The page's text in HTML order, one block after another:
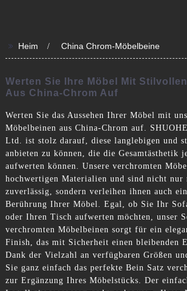
>> Heim China Chrom-Möbelbeine
Werten Sie Ihre Möbel Mit
Aus China-Chrom Auf
Werten Sie das Aussehen Ihrer Möbel mit
Möbelbeinen aus China-Chrom auf.
Ltd. ist stolz darauf, diese langlebigen und
anbieten zu können, die die Gesamtästhetik
aufwerten können. Unsere verchromten
hochwertigen Materialien und sind nicht nur
zuverlässig, sondern verleihen ihnen auch
Berührung Ihrer Möbel. Egal, ob Sie Ihr
oder Ihren Tisch aufwerten möchten, unser
verchromten Möbelbeinen sorgt für ein
Finish, das mit Sicherheit einen bleibenden
Dank der Vielzahl an verfügbaren Größen
Sie ganz einfach das perfekte Bein Satz
zur Ergänzung Ihres Möbelstücks. Der